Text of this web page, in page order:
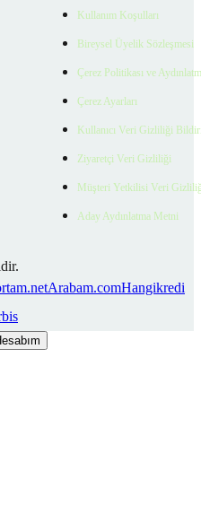
Kullanım Koşulları
Bireysel Üyelik Sözleşmesi
Çerez Politikası ve
Çerez Ayarları
Kullanıcı Veri Gizliliği
Ziyaretçi Veri Gizliliği
Müşteri Yetkilisi Veri
Aday Aydınlatma Metni
Arabam.comHangikredi